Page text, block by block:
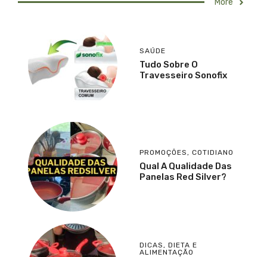
More
SAÚDE
Tudo Sobre O
Travesseiro Sonofix
PROMOÇÕES, COTIDIANO
Qual A Qualidade Das
Panelas Red Silver?
DICAS, DIETA E
ALIMENTAÇÃO